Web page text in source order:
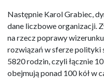
Następnie Karol Grabiec,
dane liczbowe organizacji.
na rzecz poprawy
rozwiązań w sferze polityki
5820 rodzin, czyli łącznie
obejmują ponad 100 kół w